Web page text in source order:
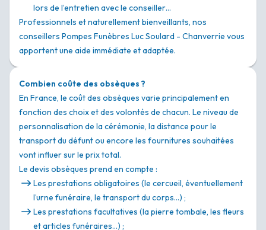
lors de l’entretien avec le conseiller…
Professionnels et naturellement bienveillants, nos
conseillers Pompes Funèbres Luc Soulard - Chanverrie vous
apportent une aide immédiate et adaptée.
Combien coûte des obsèques ?
En France, le coût des obsèques varie principalement en
fonction des choix et des volontés de chacun. Le niveau de
personnalisation de la cérémonie, la distance pour le
transport du défunt ou encore les fournitures souhaitées
vont influer sur le prix total.
Le devis obsèques prend en compte :
Les prestations obligatoires (le cercueil, éventuellement
l’urne funéraire, le transport du corps…) ;
Les prestations facultatives (la pierre tombale, les fleurs
et articles funéraires…) ;